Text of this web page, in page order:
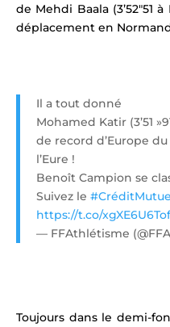
de Mehdi Baala (3’52″51
déplacement en
Il a tout donné
Mohamed Katir (3’51
de record d’Europe
l’Eure !
Benoît Campion se
Suivez le
https://t.co/xgXE6U6Tof
— FFAthlétisme
Toujours dans le demi-